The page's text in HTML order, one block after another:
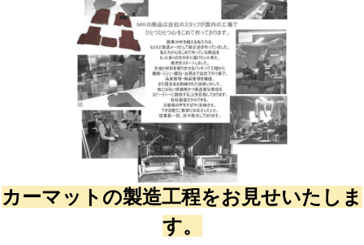
カーマットの製造工程をお見せいたしま
す。